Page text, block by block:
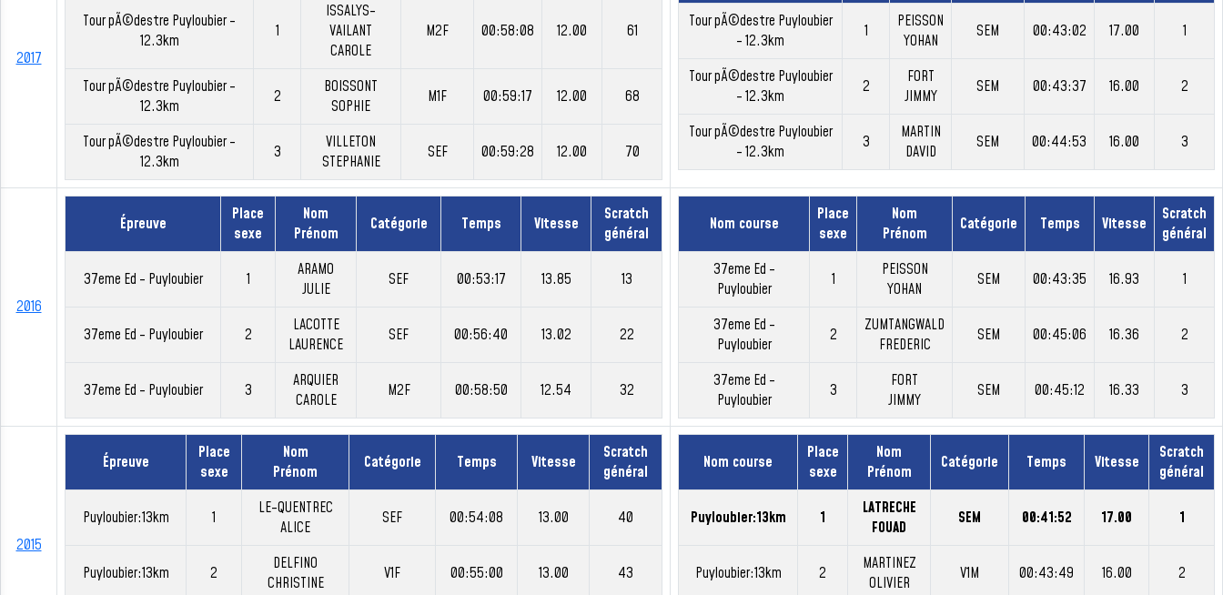
2017
Tour pÃ©destre Puyloubier -
12.3km
1
ISSALYS-
VAILANT
CAROLE
M2F 00:58:08 12.00 61
Tour pÃ©destre Puyloubier -
12.3km
2
BOISSONT
SOPHIE
M1F 00:59:17 12.00 68
Tour pÃ©destre Puyloubier -
12.3km
3
VILLETON
STEPHANIE
SEF 00:59:28 12.00 70
Tour pÃ©destre Puyloubier
- 12.3km
1
PEISSON
YOHAN
SEM 00:43:02 17.00 1
Tour pÃ©destre Puyloubier
- 12.3km
2
FORT
JIMMY
SEM 00:43:37 16.00 2
Tour pÃ©destre Puyloubier
- 12.3km
3
MARTIN
DAVID
SEM 00:44:53 16.00 3
2016
Épreuve
Place
sexe
Nom
Prénom
Catégorie Temps Vitesse
Scratch
général
37eme Ed - Puyloubier 1
ARAMO
JULIE
SEF 00:53:17 13.85 13
37eme Ed - Puyloubier 2
LACOTTE
LAURENCE
SEF 00:56:40 13.02 22
37eme Ed - Puyloubier 3
ARQUIER
CAROLE
M2F 00:58:50 12.54 32
Nom course
Place
sexe
Nom
Prénom
Catégorie Temps Vitesse
Scratch
général
37eme Ed -
Puyloubier
1
PEISSON
YOHAN
SEM 00:43:35 16.93 1
37eme Ed -
Puyloubier
2
ZUMTANGWALD
FREDERIC
SEM 00:45:06 16.36 2
37eme Ed -
Puyloubier
3
FORT
JIMMY
SEM 00:45:12 16.33 3
2015
Épreuve
Place
sexe
Nom
Prénom
Catégorie Temps Vitesse
Scratch
général
Puyloubier:13km 1
LE-QUENTREC
ALICE
SEF 00:54:08 13.00 40
Puyloubier:13km 2
DELFINO
CHRISTINE
V1F 00:55:00 13.00 43
Nom course
Place
sexe
Nom
Prénom
Catégorie Temps Vitesse
Scratch
général
Puyloubier:13km 1
LATRECHE
FOUAD
SEM 00:41:52 17.00 1
Puyloubier:13km 2
MARTINEZ
OLIVIER
V1M 00:43:49 16.00 2